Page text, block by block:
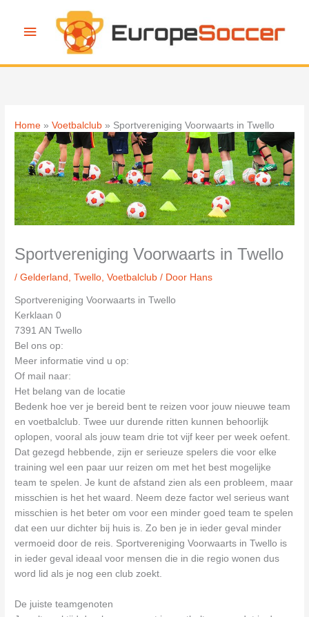
Hoofdmenu
Home Voetbalclub Sportvereniging Voorwaarts in Twello
Sportvereniging Voorwaarts in Twello
/Gelderland ,Twello ,Voetbalclub / Door Hans
Sportvereniging Voorwaarts in Twello
Kerklaan 0
7391 AN Twello
Bel ons op:
Meer informatie vind u op:
Of mail naar:
Het belang van de locatie
Bedenk hoe ver je bereid bent te reizen voor jouw nieuwe team
en voetbalclub. Twee uur durende ritten kunnen behoorlijk
oplopen, vooral als jouw team drie tot vijf keer per week oefent.
Dat gezegd hebbende, zijn er serieuze spelers die voor elke
training wel een paar uur reizen om met het best mogelijke
team te spelen. Je kunt de afstand zien als een probleem, maar
misschien is het het waard. Neem deze factor wel serieus want
misschien is het beter om voor een minder goed team te spelen
dat een uur dichter bij huis is. Zo ben je in ieder geval minder
vermoeid door de reis. Sportvereniging Voorwaarts in Twello is
in ieder geval ideaal voor mensen die in die regio wonen dus
word lid als je nog een club zoekt.
De juiste teamgenoten